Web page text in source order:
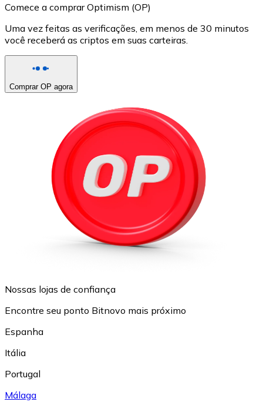
Comece a comprar Optimism (OP)
Uma vez feitas as verificações, em menos de 30 minutos
você receberá as criptos em suas carteiras.
Comprar OP agora
Nossas lojas de confiança
Encontre seu ponto Bitnovo mais próximo
Espanha
Itália
Portugal
Málaga